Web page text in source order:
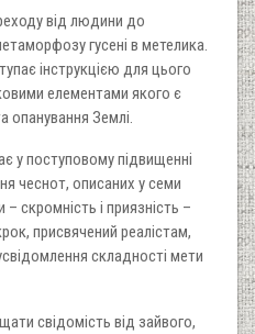
від людини до
гусені в метелика.
інструкцією для цього
елементами якого є
опанування Землі.
у поступовому підвищенні
чеснот, описаних у семи
скромність і приязність –
присвячений реалістам,
складності мети
свідомість від зайвого,